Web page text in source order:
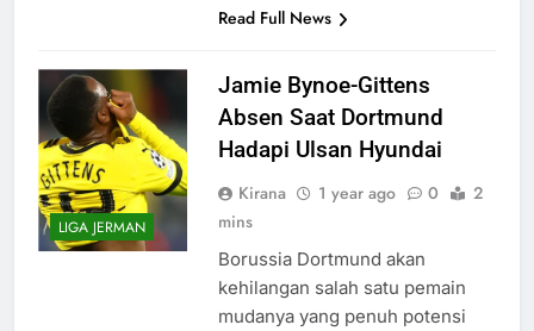
Read Full News
LIGA JERMAN
Jamie Bynoe-Gittens
Absen Saat Dortmund
Hadapi Ulsan Hyundai
Kirana 1 year ago 0
2
mins
Borussia Dortmund akan
kehilangan salah satu pemain
mudanya yang penuh potensi